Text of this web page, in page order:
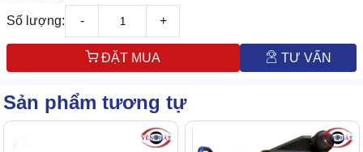
Số lượng: - +
ĐẶT MUA TƯ VẤN
Sản phẩm tương tự